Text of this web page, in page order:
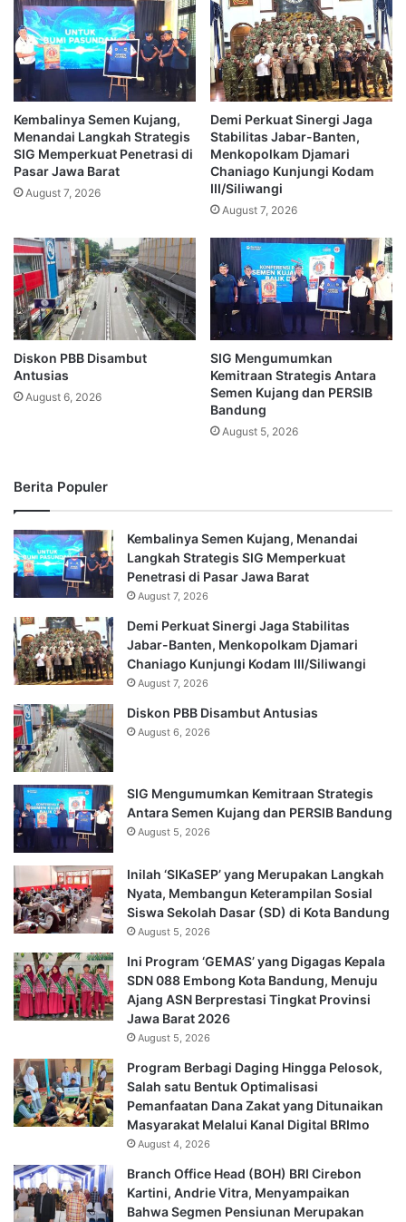
Kembalinya Semen Kujang,
Menandai Langkah Strategis
SIG Memperkuat Penetrasi di
Pasar Jawa Barat
August 7, 2026
Demi Perkuat Sinergi Jaga
Stabilitas Jabar-Banten,
Menkopolkam Djamari
Chaniago Kunjungi Kodam
III/Siliwangi
August 7, 2026
Diskon PBB Disambut
Antusias
August 6, 2026
SIG Mengumumkan
Kemitraan Strategis Antara
Semen Kujang dan PERSIB
Bandung
August 5, 2026
Berita Populer
Kembalinya Semen Kujang, Menandai
Langkah Strategis SIG Memperkuat
Penetrasi di Pasar Jawa Barat
August 7, 2026
Demi Perkuat Sinergi Jaga Stabilitas
Jabar-Banten, Menkopolkam Djamari
Chaniago Kunjungi Kodam III/Siliwangi
August 7, 2026
Diskon PBB Disambut Antusias
August 6, 2026
SIG Mengumumkan Kemitraan Strategis
Antara Semen Kujang dan PERSIB Bandung
August 5, 2026
Inilah ‘SIKaSEP’ yang Merupakan Langkah
Nyata, Membangun Keterampilan Sosial
Siswa Sekolah Dasar (SD) di Kota Bandung
August 5, 2026
Ini Program ‘GEMAS’ yang Digagas Kepala
SDN 088 Embong Kota Bandung, Menuju
Ajang ASN Berprestasi Tingkat Provinsi
Jawa Barat 2026
August 5, 2026
Program Berbagi Daging Hingga Pelosok,
Salah satu Bentuk Optimalisasi
Pemanfaatan Dana Zakat yang Ditunaikan
Masyarakat Melalui Kanal Digital BRImo
August 4, 2026
Branch Office Head (BOH) BRI Cirebon
Kartini, Andrie Vitra, Menyampaikan
Bahwa Segmen Pensiunan Merupakan